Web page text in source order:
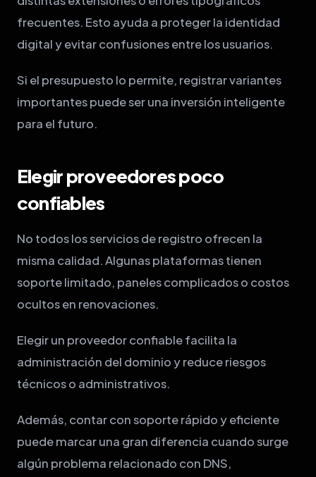
frecuentes. Esto ayuda a proteger la identidad
digital y evitar confusiones entre los usuarios.
Si el presupuesto lo permite, registrar variantes
importantes puede ser una inversión inteligente
para el futuro.
Elegir proveedores poco
confiables
No todos los servicios de registro ofrecen la
misma calidad. Algunas plataformas tienen
soporte limitado, paneles complicados o costos
ocultos en renovaciones.
Elegir un proveedor confiable facilita la
administración del dominio y reduce riesgos
técnicos o administrativos.
Además, contar con soporte rápido y eficiente
puede marcar una gran diferencia cuando surge
algún problema relacionado con DNS,